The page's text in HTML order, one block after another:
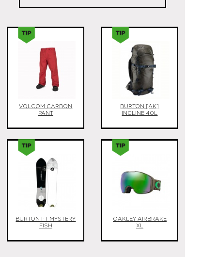
VOLCOM CARBON
PANT
BURTON [AK]
INCLINE 40L
BURTON FT MYSTERY
FISH
OAKLEY AIRBRAKE
XL